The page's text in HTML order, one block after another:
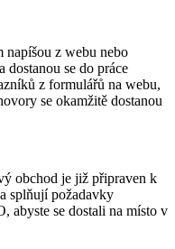
z webu nebo
se do práce
z formulářů na webu,
se okamžitě dostanou
obchod je již připraven k
splňují požadavky
abyste se dostali na místo v